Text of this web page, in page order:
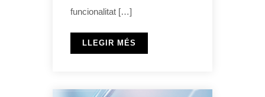
funcionalitat […]
LLEGIR MÉS